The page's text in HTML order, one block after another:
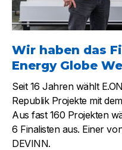
Wir haben das
Energy Globe
Seit 16 Jahren wählt
Republik Projekte mit
Aus fast 160 Projekten
6 Finalisten aus. Einer
DEVINN.